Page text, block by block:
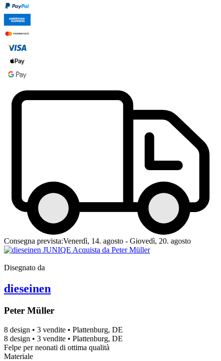
Consegna prevista:Venerdì, 14. agosto - Giovedì, 20. agosto
Disegnato da
dieseinen
Peter Müller
8 design • 3 vendite • Plattenburg, DE
8 design • 3 vendite • Plattenburg, DE
Felpe per neonati di ottima qualità
Materiale